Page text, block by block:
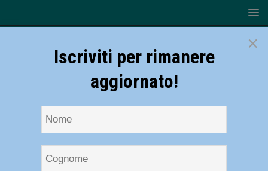
×
Iscriviti per rimanere
aggiornato!